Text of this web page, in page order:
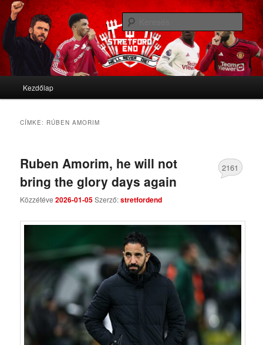
Stretford End
We'll never die
Tovább az elsődleges tartalomra
Tovább a másodlagos tartalomra
Kezdőlap
CÍMKE: RÚBEN AMORIM
Ruben Amorim, he will not
bring the glory days again
Közzétéve2026-01-05Szerző:stretfordend
2161